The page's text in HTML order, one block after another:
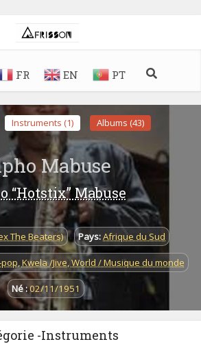
FR EN PT
Instruments (1) Albums (43)
Mabuse
“Hotstix” Mabuse
The Beaters) Pays:Afrique du Sud
,Kwela /Jive,World / Musique du monde
Né :02/11/1951
-Instruments